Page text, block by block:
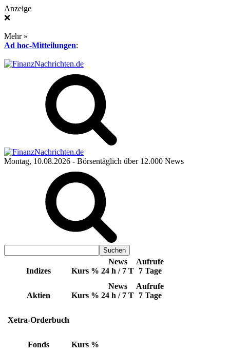
Anzeige
❌
Mehr »
Ad hoc-Mitteilungen:
Montag, 10.08.2026 - Börsentäglich über 12.000 News
Indizes Kurs %
News
24 h / 7 T
Aufrufe
7 Tage
Aktien Kurs %
News
24 h / 7 T
Aufrufe
7 Tage
Xetra-Orderbuch
Fonds Kurs %